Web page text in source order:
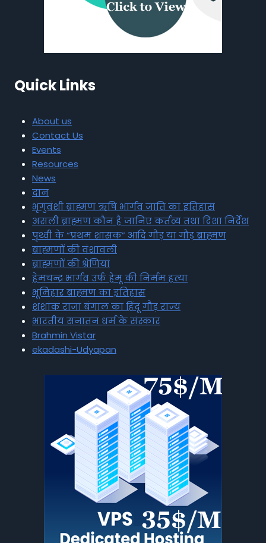
Quick Links
About us
Contact Us
Events
Resources
News
दान
भृगुवंशी ब्राह्मण ऋषि भार्गव जाति का इतिहास
असली ब्राह्मण कौन है जानिए कर्तव्य तथा दिशा निर्देश
पृथ्वी के “प्रथम शासक” आदि गौड़ या गौड़ ब्राह्मण
ब्राह्मणों की वंशावली
ब्राह्मणों की श्रेणियां
हेमचन्द्र भार्गव उर्फ हेमू की निर्मम हत्या
भूमिहार ब्राह्मण का इतिहास
शशांक राजा बंगाल का हिंदू गौड़ राज्य
भारतीय सनातन धर्म के संस्कार
Brahmin Vistar
ekadashi-Udyapan